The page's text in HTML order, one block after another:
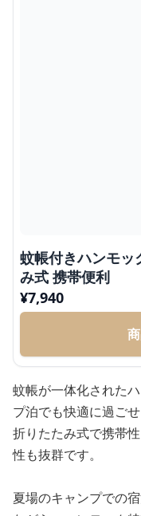
蚊帳付きハンモッ
み式 携帯便利
¥7,940
蚊帳が一体化された
プ泊でも快適に過ごせ
折りたたみ式で携帯
性も抜群です。
夏場のキャンプでの